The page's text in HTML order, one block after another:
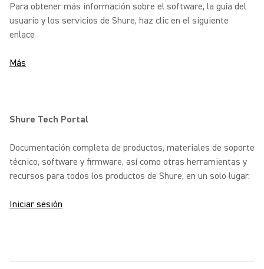
Para obtener más información sobre el software, la guía del
usuario y los servicios de Shure, haz clic en el siguiente
enlace
Más
Shure Tech Portal
Documentación completa de productos, materiales de soporte
técnico, software y firmware, así como otras herramientas y
recursos para todos los productos de Shure, en un solo lugar.
Iniciar sesión